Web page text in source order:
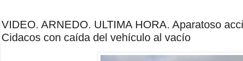
VIDEO. ARNEDO. ULTIMA HORA. Aparatoso
Cidacos con caída del vehículo al vacío